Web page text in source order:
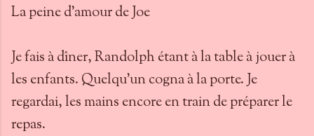
La peine d'amour de Joe
Je fais à dîner, Randolph étant à la table à jouer à
les enfants. Quelqu'un cogna à la porte. Je
regardai, les mains encore en train de préparer le
repas.